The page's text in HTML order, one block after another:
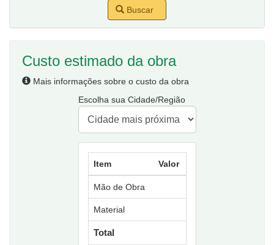
Buscar
Custo estimado da obra
Mais informações sobre o custo da obra
Escolha sua Cidade/Região
Item Valor
Mão de Obra
Material
Total